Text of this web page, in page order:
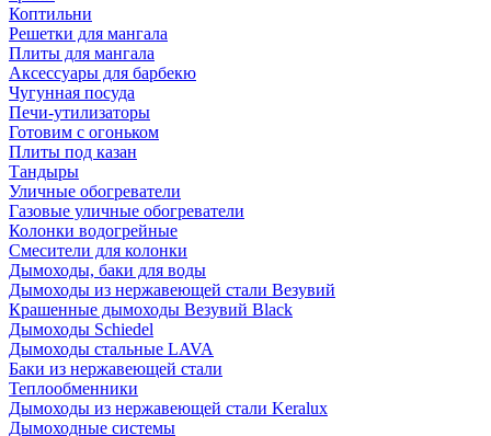
Коптильни
Решетки для мангала
Плиты для мангала
Аксессуары для барбекю
Чугунная посуда
Печи-утилизаторы
Готовим с огоньком
Плиты под казан
Тандыры
Уличные обогреватели
Газовые уличные обогреватели
Колонки водогрейные
Смесители для колонки
Дымоходы, баки для воды
Дымоходы из нержавеющей стали Везувий
Крашенные дымоходы Везувий Black
Дымоходы Schiedel
Дымоходы стальные LAVA
Баки из нержавеющей стали
Теплообменники
Дымоходы из нержавеющей стали Keralux
Дымоходные системы